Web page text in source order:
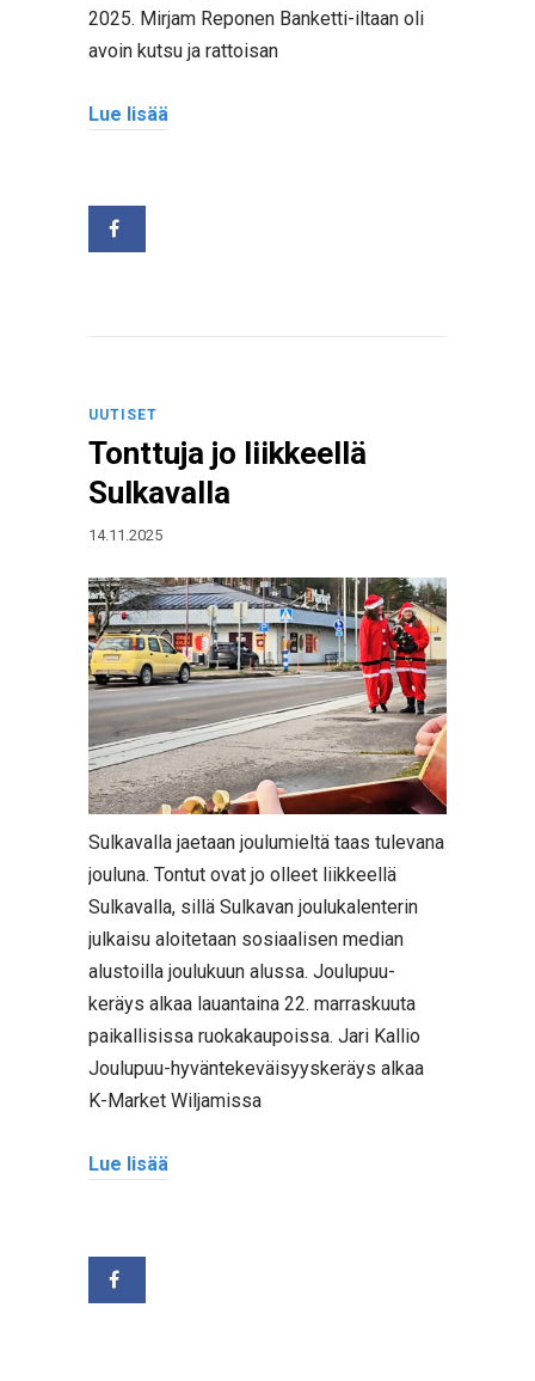
2025. Mirjam Reponen Banketti-iltaan oli
avoin kutsu ja rattoisan
Lue lisää
UUTISET
Tonttuja jo liikkeellä
Sulkavalla
14.11.2025
Sulkavalla jaetaan joulumieltä taas tulevana
jouluna. Tontut ovat jo olleet liikkeellä
Sulkavalla, sillä Sulkavan joulukalenterin
julkaisu aloitetaan sosiaalisen median
alustoilla joulukuun alussa. Joulupuu-
keräys alkaa lauantaina 22. marraskuuta
paikallisissa ruokakaupoissa. Jari Kallio
Joulupuu-hyväntekeväisyyskeräys alkaa
K-Market Wiljamissa
Lue lisää